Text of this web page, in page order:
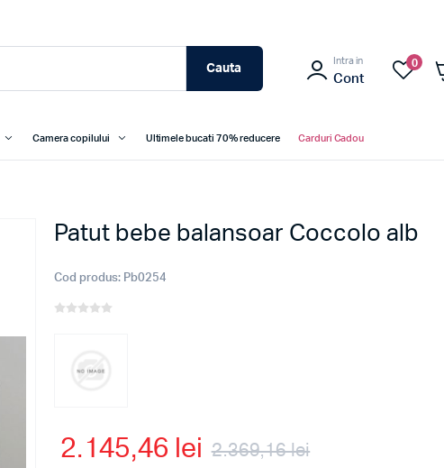
Cauta
Intra in
Cont
0
Camera copilului Ultimele bucati 70% reducere Carduri Cadou
Patut bebe balansoar Coccolo alb
Cod produs: Pb0254
2.145,46 lei 2.369,16 lei